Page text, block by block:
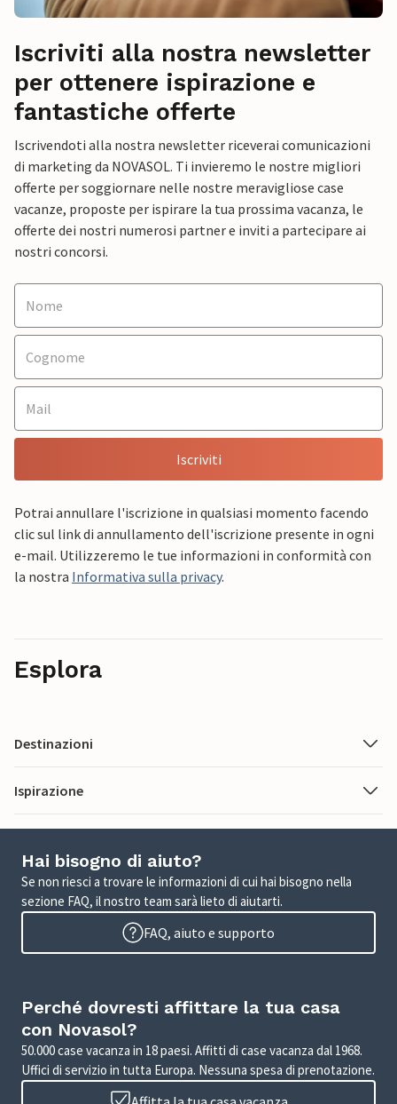
Iscriviti alla nostra newsletter
per ottenere ispirazione e
fantastiche offerte
Iscrivendoti alla nostra newsletter riceverai comunicazioni
di marketing da NOVASOL. Ti invieremo le nostre migliori
offerte per soggiornare nelle nostre meravigliose case
vacanze, proposte per ispirare la tua prossima vacanza, le
offerte dei nostri numerosi partner e inviti a partecipare ai
nostri concorsi.
Iscriviti
Potrai annullare l'iscrizione in qualsiasi momento facendo
clic sul link di annullamento dell'iscrizione presente in ogni
e-mail. Utilizzeremo le tue informazioni in conformità con
la nostra Informativa sulla privacy.
Esplora
Destinazioni
Ispirazione
Hai bisogno di aiuto?
Se non riesci a trovare le informazioni di cui hai bisogno nella
sezione FAQ, il nostro team sarà lieto di aiutarti.
FAQ, aiuto e supporto
Perché dovresti affittare la tua casa
con Novasol?
50.000 case vacanza in 18 paesi. Affitti di case vacanza dal 1968.
Uffici di servizio in tutta Europa. Nessuna spesa di prenotazione.